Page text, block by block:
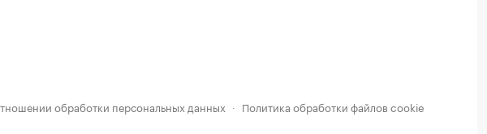
обработки персональных данных · Политика обработки файлов cookie